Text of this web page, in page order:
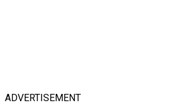
ADVERTISEMENT